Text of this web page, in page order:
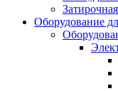
Оборудование